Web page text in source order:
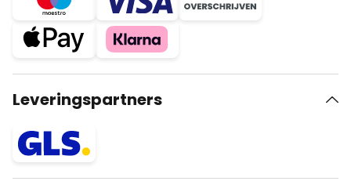
Leveringspartners